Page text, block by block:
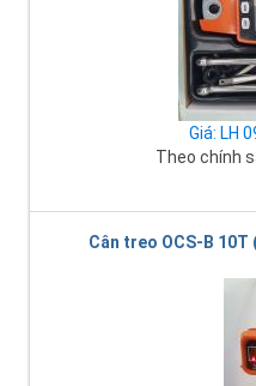
Giá: LH
Theo chính
Cân treo OCS-B